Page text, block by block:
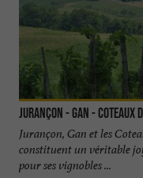
Jurançon - Gan - Coteaux
Jurançon, Gan et les
constituent un véritable
pour ses vignobles ...